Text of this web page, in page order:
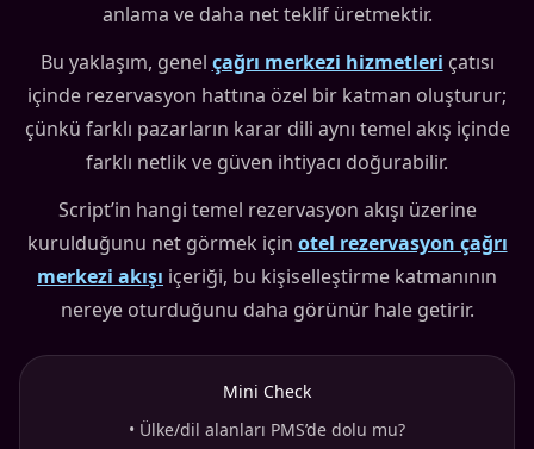
anlama ve daha net teklif üretmektir.
Bu yaklaşım, genel çağrı merkezi hizmetleri çatısı
içinde rezervasyon hattına özel bir katman oluşturur;
çünkü farklı pazarların karar dili aynı temel akış içinde
farklı netlik ve güven ihtiyacı doğurabilir.
Script’in hangi temel rezervasyon akışı üzerine
kurulduğunu net görmek için otel rezervasyon çağrı
merkezi akışı içeriği, bu kişiselleştirme katmanının
nereye oturduğunu daha görünür hale getirir.
Mini Check
• Ülke/dil alanları PMS’de dolu mu?